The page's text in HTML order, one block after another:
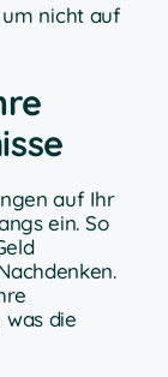
nicht auf
auf Ihr
ein. So
was die